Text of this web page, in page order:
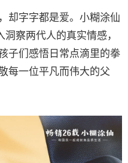
字字都是爱。小糊涂仙
察两代人的真实情感，
子们感悟日常点滴里的拳
每一位平凡而伟大的父